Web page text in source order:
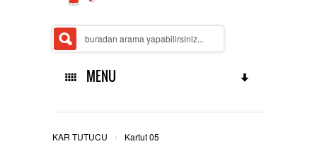
MENU
ANASAYFA
KAR TUTUCU › Kartut 05